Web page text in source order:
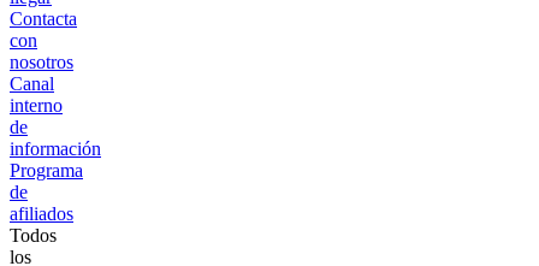
Contacta
con
nosotros
Canal
interno
de
información
Programa
de
afiliados
Todos
los